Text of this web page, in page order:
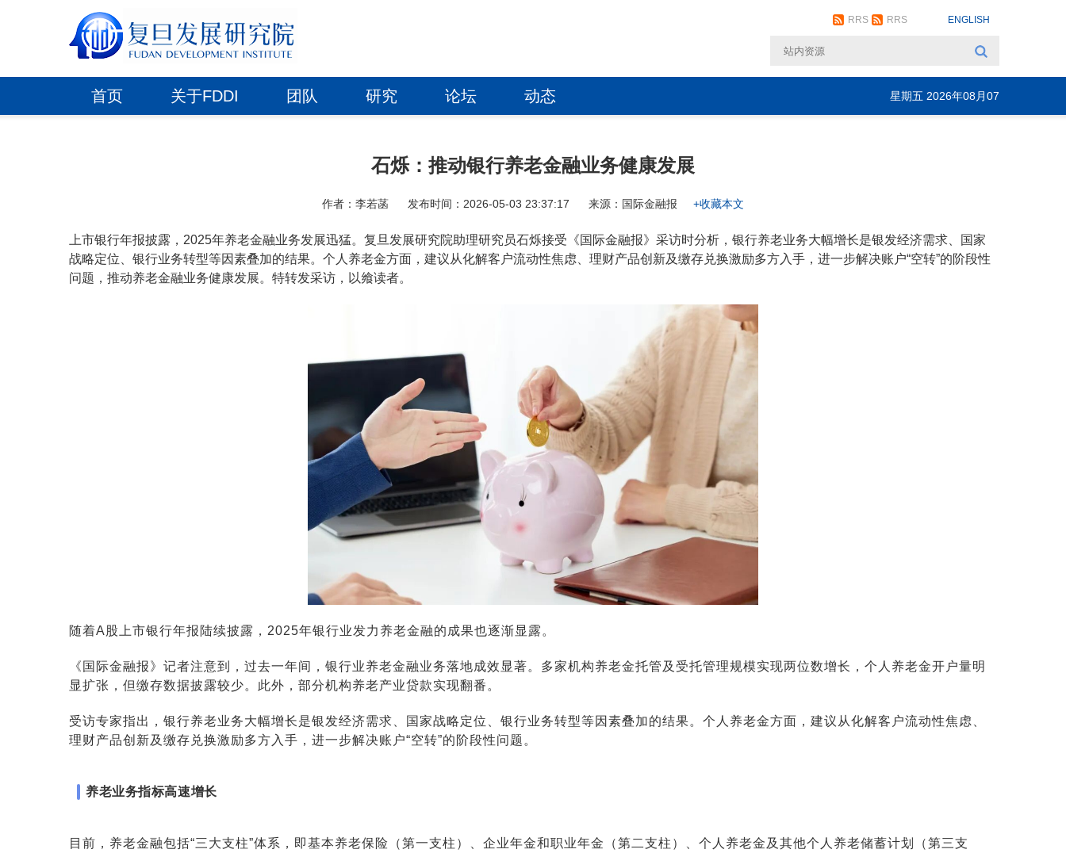
RRS RRS ENGLISH
首页 关于FDDI 团队 研究 论坛 动态 星期五 2026年08月07
石烁：推动银行养老金融业务健康发展
作者：李若菡 发布时间：2026-05-03 23:37:17 来源：国际金融报 +收藏本文
上市银行年报披露，2025年养老金融业务发展迅猛。复旦发展研究院助理研究员石烁接受《国际金融报》采访时分析，银行养老业务大幅增长是银发经济需求、国家
战略定位、银行业务转型等因素叠加的结果。个人养老金方面，建议从化解客户流动性焦虑、理财产品创新及缴存兑换激励多方入手，进一步解决账户“空转”的阶段性
问题，推动养老金融业务健康发展。特转发采访，以飨读者。
随着A股上市银行年报陆续披露，2025年银行业发力养老金融的成果也逐渐显露。
《国际金融报》记者注意到，过去一年间，银行业养老金融业务落地成效显著。多家机构养老金托管及受托管理规模实现两位数增长，个人养老金开户量明
显扩张，但缴存数据披露较少。此外，部分机构养老产业贷款实现翻番。
受访专家指出，银行养老业务大幅增长是银发经济需求、国家战略定位、银行业务转型等因素叠加的结果。个人养老金方面，建议从化解客户流动性焦虑、
理财产品创新及缴存兑换激励多方入手，进一步解决账户“空转”的阶段性问题。
养老业务指标高速增长
目前，养老金融包括“三大支柱”体系，即基本养老保险（第一支柱）、企业年金和职业年金（第二支柱）、个人养老金及其他个人养老储蓄计划（第三支